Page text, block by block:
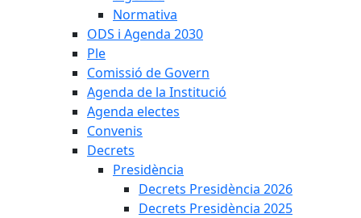
Normativa
ODS i Agenda 2030
Ple
Comissió de Govern
Agenda de la Institució
Agenda electes
Convenis
Decrets
Presidència
Decrets Presidència 2026
Decrets Presidència 2025